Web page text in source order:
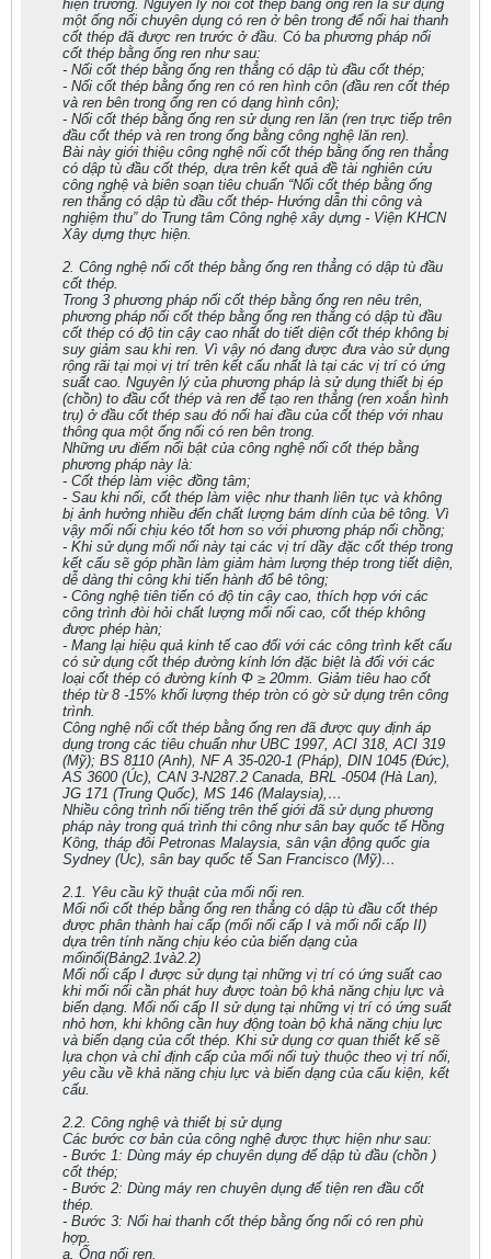
hiện trường. Nguyên lý nối cốt thép bằng ống ren là sử dụng
một ống nối chuyên dụng có ren ở bên trong để nối hai thanh
cốt thép đã được ren trước ở đầu. Có ba phương pháp nối
cốt thép bằng ống ren như sau:
- Nối cốt thép bằng ống ren thẳng có dập tù đầu cốt thép;
- Nối cốt thép bằng ống ren có ren hình côn (đầu ren cốt thép
và ren bên trong ống ren có dạng hình côn);
- Nối cốt thép bằng ống ren sử dụng ren lăn (ren trực tiếp trên
đầu cốt thép và ren trong ống bằng công nghệ lăn ren).
Bài này giới thiệu công nghệ nối cốt thép bằng ống ren thẳng
có dập tù đầu cốt thép, dựa trên kết quả đề tài nghiên cứu
công nghệ và biên soạn tiêu chuẩn “Nối cốt thép bằng ống
ren thẳng có dập tù đầu cốt thép- Hướng dẫn thi công và
nghiệm thu” do Trung tâm Công nghệ xây dựng - Viện KHCN
Xây dựng thực hiện.
2. Công nghệ nối cốt thép bằng ống ren thẳng có dập tù đầu
cốt thép.
Trong 3 phương pháp nối cốt thép bằng ống ren nêu trên,
phương pháp nối cốt thép bằng ống ren thẳng có dập tù đầu
cốt thép có độ tin cậy cao nhất do tiết diện cốt thép không bị
suy giảm sau khi ren. Vì vậy nó đang được đưa vào sử dụng
rộng rãi tại mọi vị trí trên kết cấu nhất là tại các vị trí có ứng
suất cao. Nguyên lý của phương pháp là sử dụng thiết bị ép
(chồn) to đầu cốt thép và ren để tạo ren thẳng (ren xoắn hình
trụ) ở đầu cốt thép sau đó nối hai đầu của cốt thép với nhau
thông qua một ống nối có ren bên trong.
Những ưu điểm nổi bật của công nghệ nối cốt thép bằng
phương pháp này là:
- Cốt thép làm việc đồng tâm;
- Sau khi nối, cốt thép làm việc như thanh liên tục và không
bị ảnh hưởng nhiều đến chất lượng bám dính của bê tông. Vì
vậy mối nối chịu kéo tốt hơn so với phương pháp nối chồng;
- Khi sử dụng mối nối này tại các vị trí dầy đặc cốt thép trong
kết cấu sẽ góp phần làm giảm hàm lượng thép trong tiết diện,
dễ dàng thi công khi tiến hành đổ bê tông;
- Công nghệ tiên tiến có độ tin cậy cao, thích hợp với các
công trình đòi hỏi chất lượng mối nối cao, cốt thép không
được phép hàn;
- Mang lại hiệu quả kinh tế cao đối với các công trình kết cấu
có sử dụng cốt thép đường kính lớn đặc biệt là đối với các
loại cốt thép có đường kính Φ ≥ 20mm. Giảm tiêu hao cốt
thép từ 8 -15% khối lượng thép tròn có gờ sử dụng trên công
trình.
Công nghệ nối cốt thép bằng ống ren đã được quy định áp
dụng trong các tiêu chuẩn như UBC 1997, ACI 318, ACI 319
(Mỹ); BS 8110 (Anh), NF A 35-020-1 (Pháp), DIN 1045 (Đức),
AS 3600 (Úc), CAN 3-N287.2 Canada, BRL -0504 (Hà Lan),
JG 171 (Trung Quốc), MS 146 (Malaysia),…
Nhiều công trình nổi tiếng trên thế giới đã sử dụng phương
pháp này trong quá trình thi công như sân bay quốc tế Hồng
Kông, tháp đôi Petronas Malaysia, sân vận động quốc gia
Sydney (Úc), sân bay quốc tế San Francisco (Mỹ)…
2.1. Yêu cầu kỹ thuật của mối nối ren.
Mối nối cốt thép bằng ống ren thẳng có dập tù đầu cốt thép
được phân thành hai cấp (mối nối cấp I và mối nối cấp II)
dựa trên tính năng chịu kéo của biến dạng của
mốinối(Bảng2.1và2.2)
Mối nối cấp I được sử dụng tại những vị trí có ứng suất cao
khi mối nối cần phát huy được toàn bộ khả năng chịu lực và
biến dạng. Mối nối cấp II sử dụng tại những vị trí có ứng suất
nhỏ hơn, khi không cần huy động toàn bộ khả năng chịu lực
và biến dạng của cốt thép. Khi sử dụng cơ quan thiết kế sẽ
lựa chọn và chỉ định cấp của mối nối tuỳ thuộc theo vị trí nối,
yêu cầu về khả năng chịu lực và biến dạng của cấu kiện, kết
cấu.
2.2. Công nghệ và thiết bị sử dụng
Các bước cơ bản của công nghệ được thực hiện như sau:
- Bước 1: Dùng máy ép chuyên dụng để dập tù đầu (chồn )
cốt thép;
- Bước 2: Dùng máy ren chuyên dụng để tiện ren đầu cốt
thép.
- Bước 3: Nối hai thanh cốt thép bằng ống nối có ren phù
hợp.
a. Ống nối ren.